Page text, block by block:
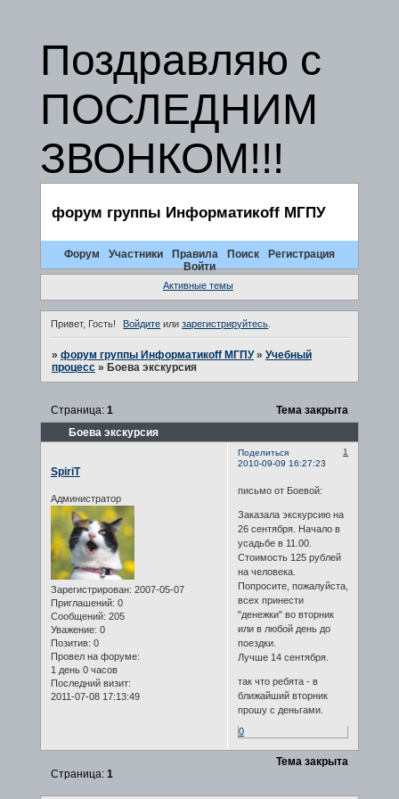
Поздравляю с
ПОСЛЕДНИМ
ЗВОНКОМ!!!
форум группы Информатикоff МГПУ
Форум Участники Правила Поиск
Регистрация
Войти
Активные темы
Привет, Гость! Войдите илизарегистрируйтесь.
» форум группы Информатикоff МГПУ » Учебный
процесс » Боева экскурсия
Боева экскурсия
Страница: 1 Тема закрыта
Поделиться
1
2010-09-09 16:27:23
SpiriT
Администратор
Зарегистрирован: 2007-05-07
Приглашений: 0
Сообщений: 205
Уважение: 0
Позитив: 0
Провел на форуме:
1 день 0 часов
Последний визит:
2011-07-08 17:13:49
письмо от Боевой:
Заказала экскурсию на
26 сентября. Начало в
усадьбе в 11.00.
Стоимость 125 рублей
на человека.
Попросите, пожалуйста,
всех принести
"денежки" во вторник
или в любой день до
поездки.
Лучше 14 сентября.
так что ребята - в
ближайший вторник
прошу с деньгами.
0
Тема закрыта
Страница: 1